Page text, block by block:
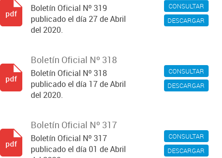
CONSULTAR
DESCARGAR
Boletín Oficial Nº 319
publicado el día 27 de Abril
del 2020.
pdf
CONSULTAR
DESCARGAR
Boletín Oficial Nº 318
Boletín Oficial Nº 318
publicado el día 17 de Abril
del 2020.
pdf
CONSULTAR
DESCARGAR
Boletín Oficial Nº 317
Boletín Oficial Nº 317
publicado el día 01 de Abril
pdf